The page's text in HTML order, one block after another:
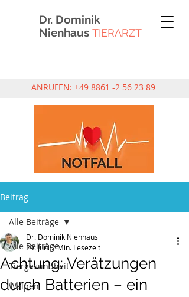
Dr. Dominik
Nienhaus TIERARZT
ANRUFEN: +49 8861 -2 56 23 89
Beitrag
Alle Beiträge
Tiergesundheit
Welpen
Alle Beiträge
Achtung: Verätzungen
durch Batterien – ein
Dr. Dominik Nienhaus
29. Juni 2 Min. Lesezeit